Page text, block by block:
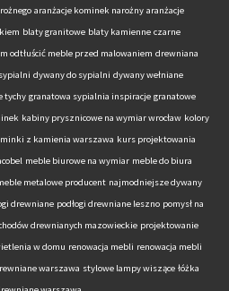
aranżacje kominek narożny aranżacje
blaty granitowe blaty kamienne czarne
odtłuścić meble przed malowaniem drewniana
dywany do sypialni dywany wełniane
tychy granatowa sypialnia inspiracje granatowe
kabiny prysznicowe na wymiar wrocław kolory
z kamienia warszawa kurs projektowania
meble biurowe na wymiar meble do biura
metalowe producent najmodniejsze dywany
drewniane podłogi drewniane leszno pomysł na
drewnianych mazowieckie projektowanie
w domu renowacja mebli renowacja mebli
warszawa stylowe lampy wiszące łóżka